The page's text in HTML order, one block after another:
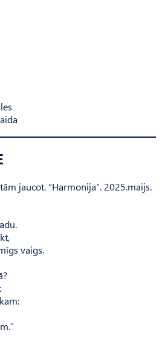
jaucot. “Harmonija”. 2025.maijs.
vaigs.